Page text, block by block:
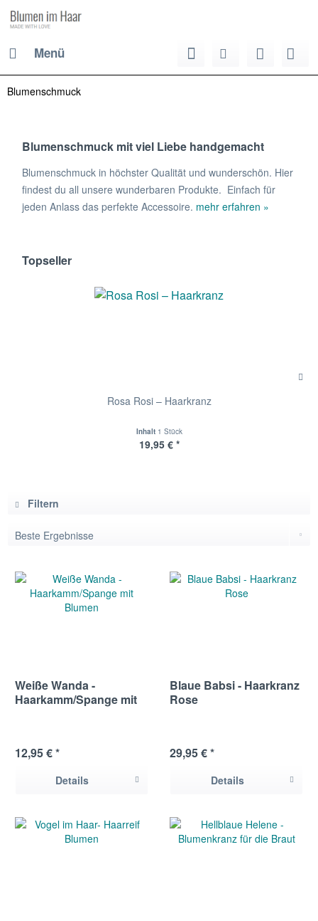
Menü
Blumenschmuck
Blumenschmuck mit viel Liebe handgemacht
Blumenschmuck in höchster Qualität und wunderschön. Hier
findest du all unsere wunderbaren Produkte. Einfach für
jeden Anlass das perfekte Accessoire. mehr erfahren »
Topseller
Rosa Rosi – Haarkranz
Inhalt 1 Stück
19,95 € *
Filtern
Weiße Wanda -
Haarkamm/Spange mit
12,95 € *
Details
Blaue Babsi - Haarkranz
Rose
29,95 € *
Details